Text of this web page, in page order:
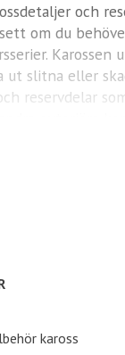
och
om du
ut slitna eller
reservdelar
du din Hobby
kaross